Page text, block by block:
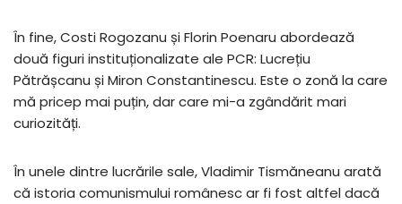
În fine, Costi Rogozanu și Florin Poenaru abordează
două figuri instituționalizate ale PCR: Lucrețiu
Pătrășcanu și Miron Constantinescu. Este o zonă la care
mă pricep mai puțin, dar care mi-a zgândărit mari
curiozități.
În unele dintre lucrările sale, Vladimir Tismăneanu arată
că istoria comunismului românesc ar fi fost altfel dacă